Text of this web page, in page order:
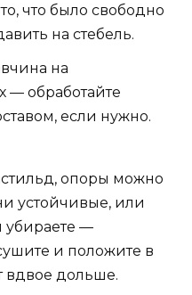
что было свободно
на стебель.
на
— обработайте
если нужно.
опоры можно
устойчивые, или
убираете —
и положите в
вдвое дольше.